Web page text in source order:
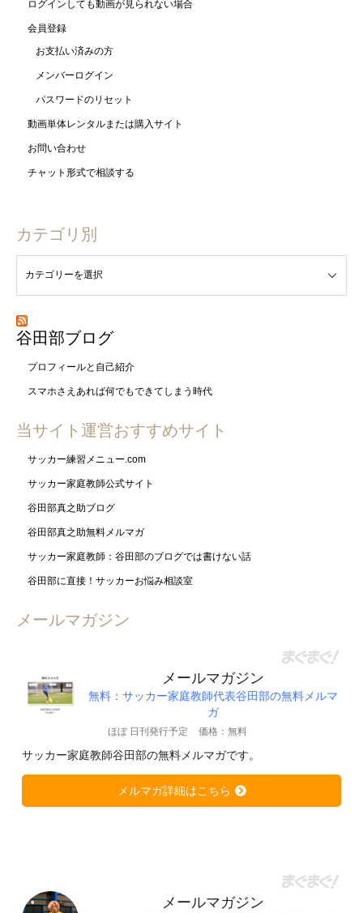
ログインしても動画が見られない場合
会員登録
お支払い済みの方
メンバーログイン
パスワードのリセット
動画単体レンタルまたは購入サイト
お問い合わせ
チャット形式で相談する
カテゴリ別
谷田部ブログ
プロフィールと自己紹介
スマホさえあれば何でもできてしまう時代
当サイト運営おすすめサイト
サッカー練習メニュー.com
サッカー家庭教師公式サイト
谷田部真之助ブログ
谷田部真之助無料メルマガ
サッカー家庭教師：谷田部のブログでは書けない話
谷田部に直接！サッカーお悩み相談室
メールマガジン
メールマガジン
無料：サッカー家庭教師代表谷田部の無料メルマ
ガ
ほぼ 日刊発行予定 価格：無料
サッカー家庭教師谷田部の無料メルマガです。
メルマガ詳細はこちら
メールマガジン